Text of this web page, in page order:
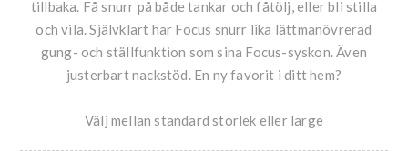
tillbaka. Få snurr på både tankar och fåtölj, eller bli stilla
och vila. Självklart har Focus snurr lika lättmanövrerad
gung- och ställfunktion som sina Focus-syskon. Även
justerbart nackstöd. En ny favorit i ditt hem?
Välj mellan standard storlek eller large